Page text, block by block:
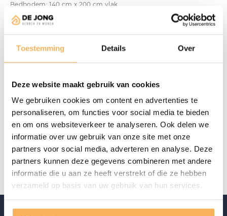
Toestemming Details Over
Deze website maakt gebruik van cookies
We gebruiken cookies om content en advertenties te
personaliseren, om functies voor social media te bieden
en om ons websiteverkeer te analyseren. Ook delen we
informatie over uw gebruik van onze site met onze
partners voor social media, adverteren en analyse. Deze
partners kunnen deze gegevens combineren met andere
informatie die u aan ze heeft verstrekt of die ze hebben
verzameld op basis van uw gebruik van hun services.
Bedbodem: 140 cm x 200 cm vlak
Matrassen: Inizio 140 cm x 200 cm
3.027,00 €1.395,00
Specificaties
Merk Auping